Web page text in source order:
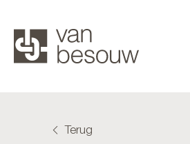
Terug